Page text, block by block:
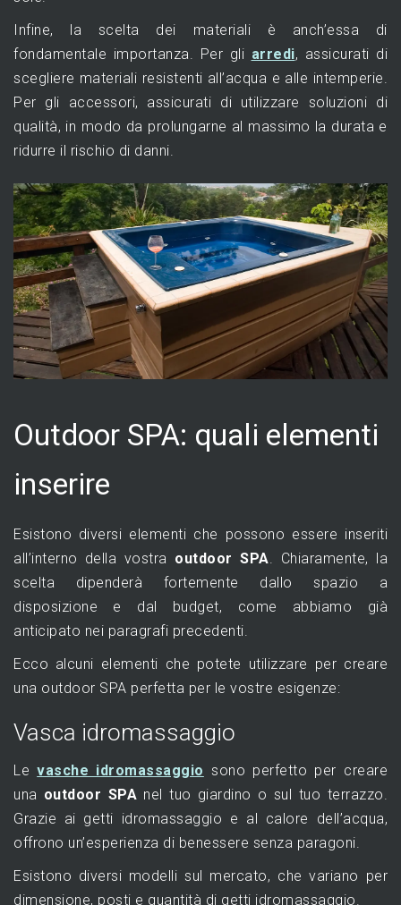
Infine, la scelta dei materiali è anch’essa di
fondamentale importanza. Per gli arredi, assicurati di
scegliere materiali resistenti all’acqua e alle intemperie.
Per gli accessori, assicurati di utilizzare soluzioni di
qualità, in modo da prolungarne al massimo la durata e
ridurre il rischio di danni.
Outdoor SPA: quali elementi
inserire
Esistono diversi elementi che possono essere inseriti
all’interno della vostra outdoor SPA . Chiaramente, la
scelta dipenderà fortemente dallo spazio a
disposizione e dal budget, come abbiamo già
anticipato nei paragrafi precedenti.
Ecco alcuni elementi che potete utilizzare per creare
una outdoor SPA perfetta per le vostre esigenze:
Vasca idromassaggio
Levasche idromassaggio sono perfetto per creare
una outdoor SPA nel tuo giardino o sul tuo terrazzo.
Grazie ai getti idromassaggio e al calore dell’acqua,
offrono un’esperienza di benessere senza paragoni.
Esistono diversi modelli sul mercato, che variano per
dimensione, posti e quantità di getti idromassaggio.